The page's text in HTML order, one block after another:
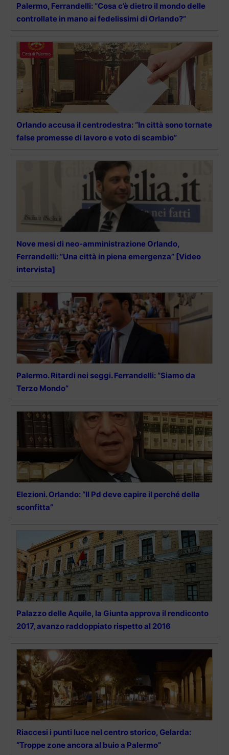
Palermo, Ferrandelli: “Cosa c’è dietro il mondo delle
controllate in mano ai fedelissimi di Orlando?”
Orlando accusa il centrodestra: “In città sono tornate
false promesse di lavoro e voto di scambio”
Nove mesi di neo-amministrazione Orlando,
Ferrandelli: ”Una città in piena emergenza” [Video
intervista]
Palermo. Ritardi nei seggi. Ferrandelli: “Siamo da
Terzo Mondo”
Elezioni. Orlando: “Il Pd deve capire il perché della
sconfitta”
Palazzo delle Aquile, la Giunta approva il rendiconto
2017, avanzo raddoppiato rispetto al 2016
Riaccesi i punti luce nel centro storico, Gelarda:
“Troppe zone ancora al buio a Palermo”